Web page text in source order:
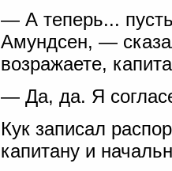
— А теперь...
Амундсен, —
возражаете,
— Да, да. Я
Кук записал
капитану и